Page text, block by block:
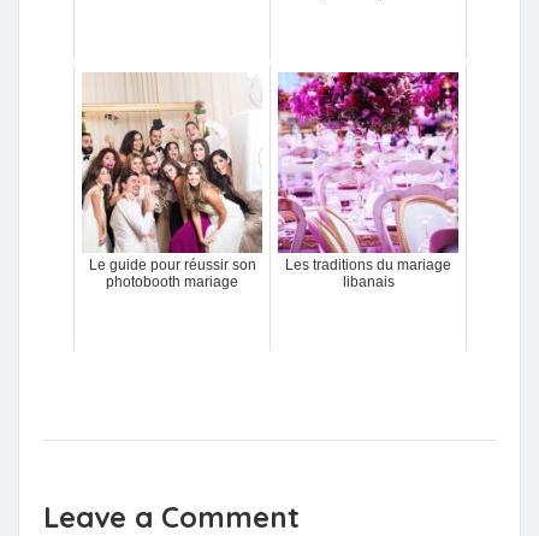
Le guide pour réussir son
photobooth mariage
Les traditions du mariage
libanais
Leave a Comment